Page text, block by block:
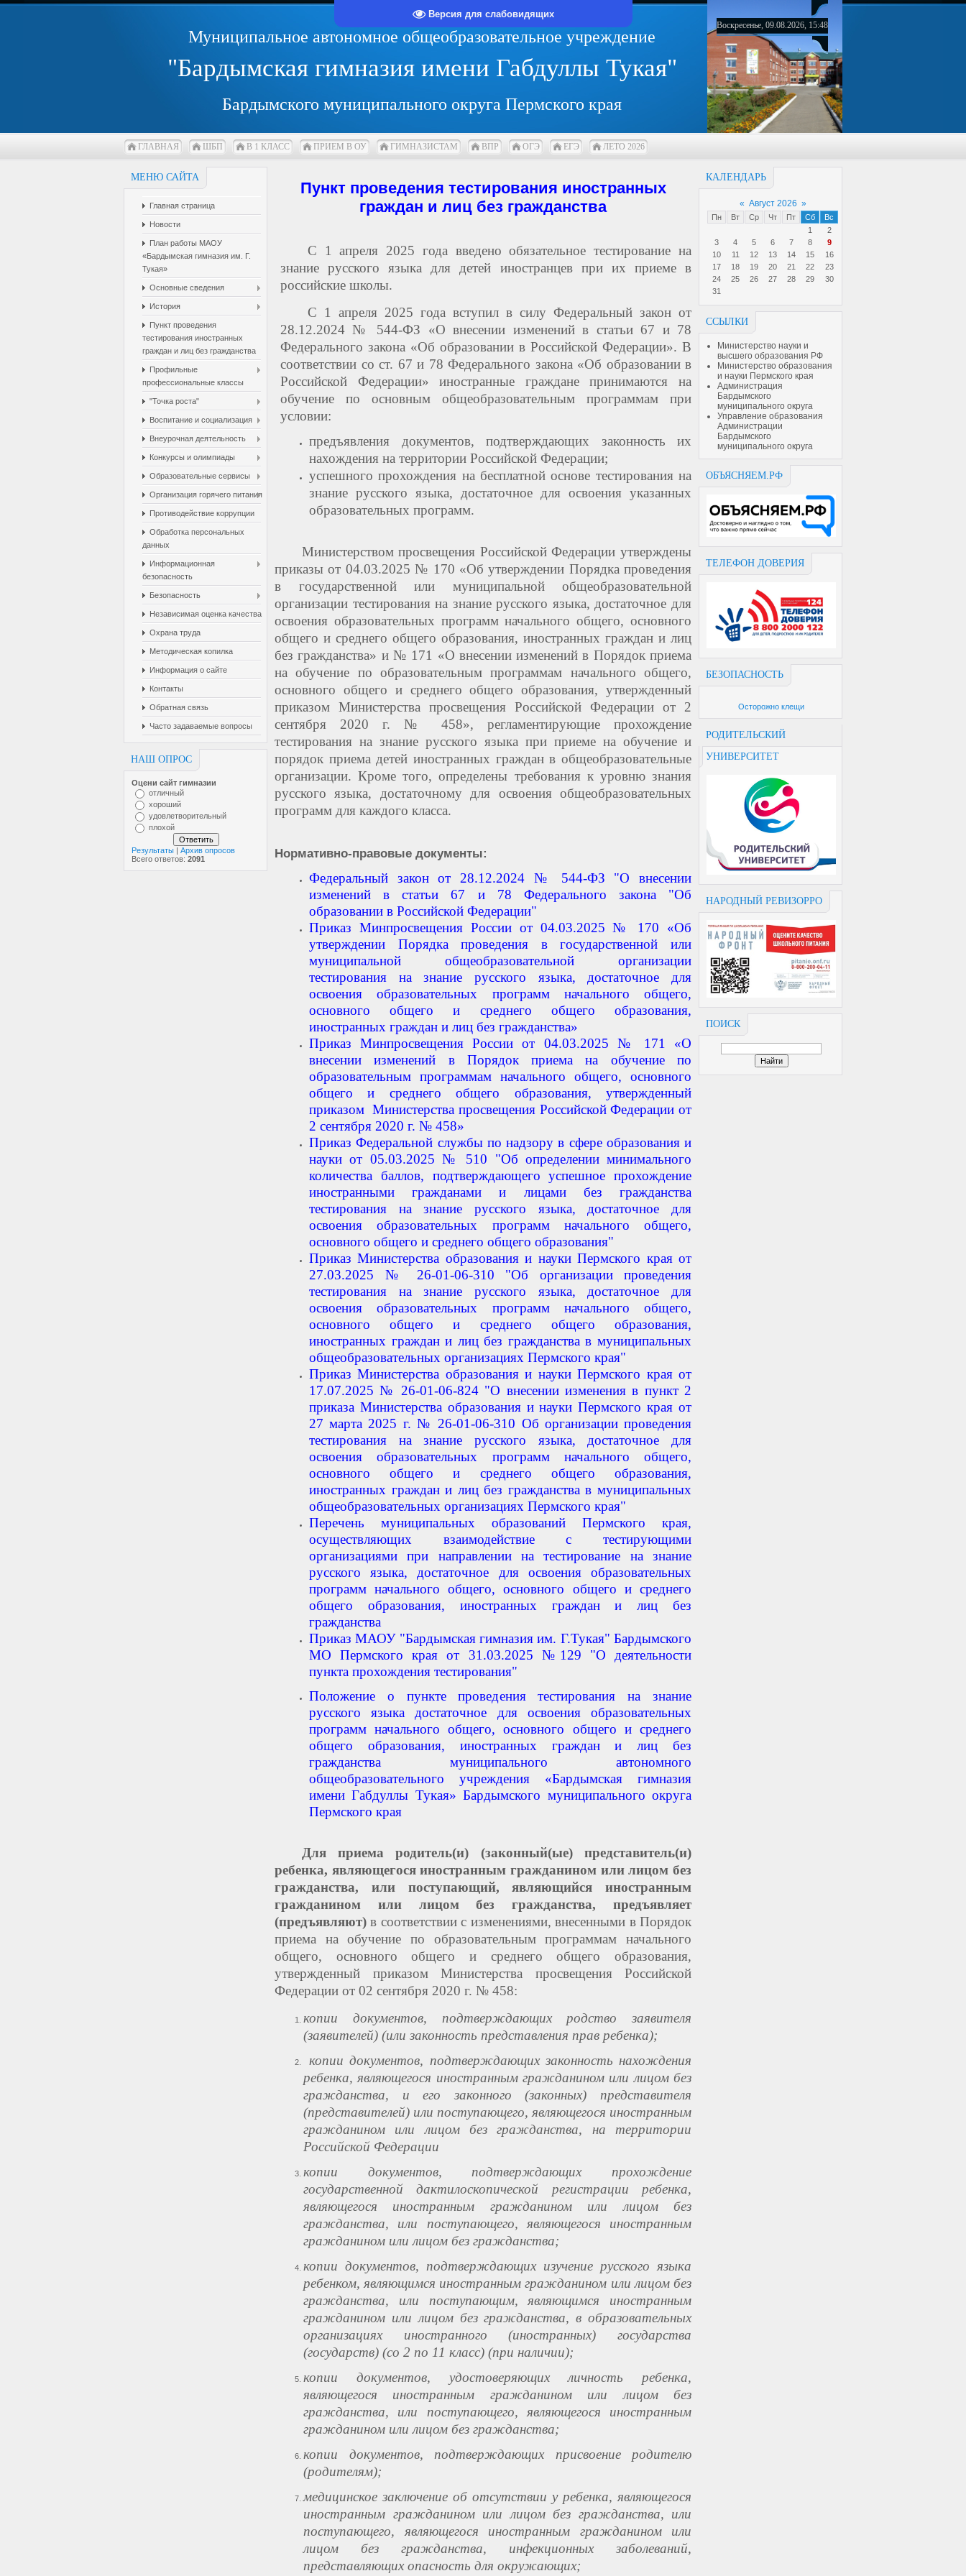
Версия для слабовидящих
Муниципальное автономное общеобразовательное учреждение
"Бардымская гимназия имени Габдуллы Тукая"
Бардымского муниципального округа Пермского края
Воскресенье, 09.08.2026, 15:48
ГЛАВНАЯ ШБП В 1 КЛАСС ПРИЕМ В ОУ ГИМНАЗИСТАМ ВПР ОГЭ ЕГЭ ЛЕТО 2026
МЕНЮ САЙТА
Главная страница
Новости
План работы МАОУ
«Бардымская гимназия им. Г.
Тукая»
Основные сведения
История
Пункт проведения
тестирования иностранных
граждан и лиц без гражданства
Профильные
профессиональные классы
"Точка роста"
Воспитание и социализация
Внеурочная деятельность
Конкурсы и олимпиады
Образовательные сервисы
Организация горячего питания
Противодействие коррупции
Обработка персональных
данных
Информационная
безопасность
Безопасность
Независимая оценка качества
Охрана труда
Методическая копилка
Информация о сайте
Контакты
Обратная связь
Часто задаваемые вопросы
НАШ ОПРОС
Оцени сайт гимназии
отличный
хороший
удовлетворительный
плохой
Результаты | Архив опросов
Всего ответов: 2091
КАЛЕНДАРЬ
« Август 2026 »
Пн Вт Ср Чт Пт Сб
Вс
1
2
3
4 5 6 7 8
9
10
11 12 13 14 15
16
17
18 19 20 21 22
23
24
25 26 27 28 29
30
31
ССЫЛКИ
Министерство науки и
высшего образования РФ
Министерство образования
и науки Пермского края
Администрация
Бардымского
муниципального округа
Управление образования
Администрации
Бардымского
муниципального округа
ОБЪЯСНЯЕМ.РФ
ТЕЛЕФОН ДОВЕРИЯ
БЕЗОПАСНОСТЬ
Осторожно клещи
РОДИТЕЛЬСКИЙ
УНИВЕРСИТЕТ
НАРОДНЫЙ РЕВИЗОРРО
ПОИСК
Пункт проведения тестирования иностранных
граждан и лиц без гражданства
С 1 апреля 2025 года введено обязательное тестирование на
знание русского языка для детей иностранцев при их приеме в
российские школы.
С 1 апреля 2025 года вступил в силу Федеральный закон от
28.12.2024 № 544-ФЗ «О внесении изменений в статьи 67 и 78
Федерального закона «Об образовании в Российской Федерации». В
соответствии со ст. 67 и 78 Федерального закона «Об образовании в
Российской Федерации» иностранные граждане принимаются на
обучение по основным общеобразовательным программам при
условии:
предъявления документов, подтверждающих законность их
нахождения на территории Российской Федерации;
успешного прохождения на бесплатной основе тестирования на
знание русского языка, достаточное для освоения указанных
образовательных программ.
Министерством просвещения Российской Федерации утверждены
приказы от 04.03.2025 № 170 «Об утверждении Порядка проведения
в государственной или муниципальной общеобразовательной
организации тестирования на знание русского языка, достаточное для
освоения образовательных программ начального общего, основного
общего и среднего общего образования, иностранных граждан и лиц
без гражданства» и № 171 «О внесении изменений в Порядок приема
на обучение по образовательным программам начального общего,
основного общего и среднего общего образования, утвержденный
приказом Министерства просвещения Российской Федерации от 2
сентября 2020 г. № 458», регламентирующие прохождение
тестирования на знание русского языка при приеме на обучение и
порядок приема детей иностранных граждан в общеобразовательные
организации. Кроме того, определены требования к уровню знания
русского языка, достаточному для освоения общеобразовательных
программ для каждого класса.
Нормативно-правовые документы:
Федеральный закон от 28.12.2024 № 544-ФЗ "О внесении
изменений в статьи 67 и 78 Федерального закона "Об
образовании в Российской Федерации"
Приказ Минпросвещения России от 04.03.2025 № 170 «Об
утверждении Порядка проведения в государственной или
муниципальной общеобразовательной организации
тестирования на знание русского языка, достаточное для
освоения образовательных программ начального общего,
основного общего и среднего общего образования,
иностранных граждан и лиц без гражданства»
Приказ Минпросвещения России от 04.03.2025 № 171 «О
внесении изменений в Порядок приема на обучение по
образовательным программам начального общего, основного
общего и среднего общего образования, утвержденный
приказом Министерства просвещения Российской Федерации от
2 сентября 2020 г. № 458»
Приказ Федеральной службы по надзору в сфере образования и
науки от 05.03.2025 № 510 "Об определении минимального
количества баллов, подтверждающего успешное прохождение
иностранными гражданами и лицами без гражданства
тестирования на знание русского языка, достаточное для
освоения образовательных программ начального общего,
основного общего и среднего общего образования"
Приказ Министерства образования и науки Пермского края от
27.03.2025 № 26-01-06-310 "Об организации проведения
тестирования на знание русского языка, достаточное для
освоения образовательных программ начального общего,
основного общего и среднего общего образования,
иностранных граждан и лиц без гражданства в муниципальных
общеобразовательных организациях Пермского края"
Приказ Министерства образования и науки Пермского края от
17.07.2025 № 26-01-06-824 "О внесении изменения в пункт 2
приказа Министерства образования и науки Пермского края от
27 марта 2025 г. № 26-01-06-310 Об организации проведения
тестирования на знание русского языка, достаточное для
освоения образовательных программ начального общего,
основного общего и среднего общего образования,
иностранных граждан и лиц без гражданства в муниципальных
общеобразовательных организациях Пермского края"
Перечень муниципальных образований Пермского края,
осуществляющих взаимодействие с тестирующими
организациями при направлении на тестирование на знание
русского языка, достаточное для освоения образовательных
программ начального общего, основного общего и среднего
общего образования, иностранных граждан и лиц без
гражданства
Приказ МАОУ "Бардымская гимназия им. Г.Тукая" Бардымского
МО Пермского края от 31.03.2025 №129 "О деятельности
пункта прохождения тестирования"
Положение о пункте проведения тестирования на знание
русского языка достаточное для освоения образовательных
программ начального общего, основного общего и среднего
общего образования, иностранных граждан и лиц без
гражданства муниципального автономного
общеобразовательного учреждения «Бардымская гимназия
имени Габдуллы Тукая» Бардымского муниципального округа
Пермского края
Для приема родитель(и) (законный(ые) представитель(и)
ребенка, являющегося иностранным гражданином или лицом без
гражданства, или поступающий, являющийся иностранным
гражданином или лицом без гражданства, предъявляет
(предъявляют) в соответствии с изменениями, внесенными в Порядок
приема на обучение по образовательным программам начального
общего, основного общего и среднего общего образования,
утвержденный приказом Министерства просвещения Российской
Федерации от 02 сентября 2020 г. № 458:
копии документов, подтверждающих родство заявителя
(заявителей) (или законность представления прав ребенка);
копии документов, подтверждающих законность нахождения
ребенка, являющегося иностранным гражданином или лицом без
гражданства, и его законного (законных) представителя
(представителей) или поступающего, являющегося иностранным
гражданином или лицом без гражданства, на территории
Российской Федерации
копии документов, подтверждающих прохождение
государственной дактилоскопической регистрации ребенка,
являющегося иностранным гражданином или лицом без
гражданства, или поступающего, являющегося иностранным
гражданином или лицом без гражданства;
копии документов, подтверждающих изучение русского языка
ребенком, являющимся иностранным гражданином или лицом без
гражданства, или поступающим, являющимся иностранным
гражданином или лицом без гражданства, в образовательных
организациях иностранного (иностранных) государства
(государств) (со 2 по 11 класс) (при наличии);
копии документов, удостоверяющих личность ребенка,
являющегося иностранным гражданином или лицом без
гражданства, или поступающего, являющегося иностранным
гражданином или лицом без гражданства;
копии документов, подтверждающих присвоение родителю
(родителям);
медицинское заключение об отсутствии у ребенка, являющегося
иностранным гражданином или лицом без гражданства, или
поступающего, являющегося иностранным гражданином или
лицом без гражданства, инфекционных заболеваний,
представляющих опасность для окружающих;